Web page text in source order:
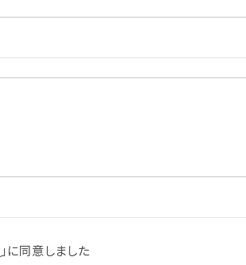
これらの目的達成の範囲を超えてお客様の
」に同意しました